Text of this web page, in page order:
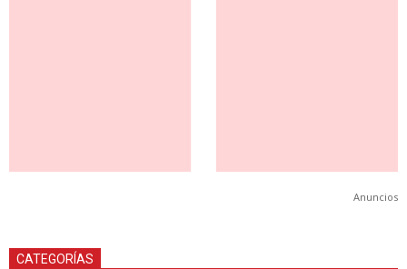
Anuncios
CATEGORÍAS